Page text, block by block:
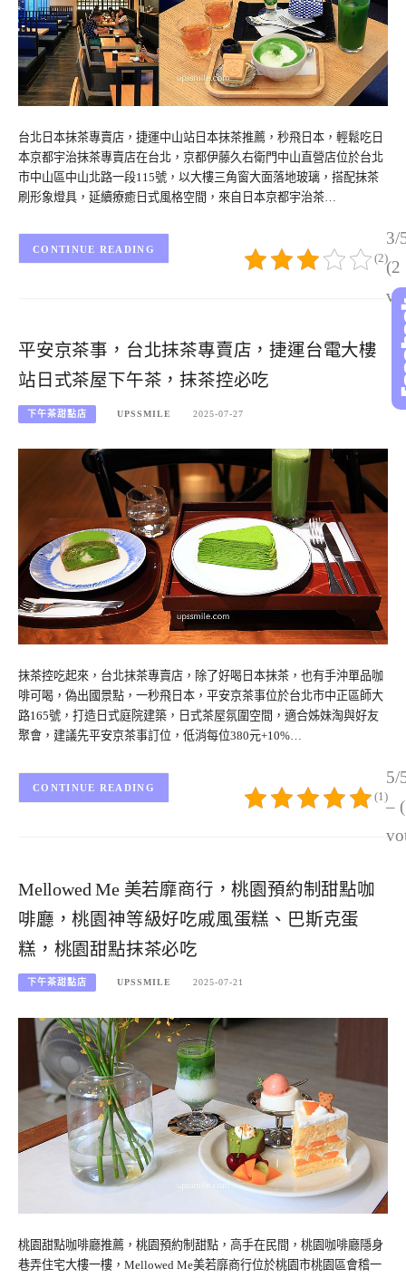
台北日本抹茶專賣店，捷運中山站日本抹茶推薦，秒飛日本，輕鬆吃日
本京都宇治抹茶專賣店在台北，京都伊藤久右衛門中山直營店位於台北
市中山區中山北路一段115號，以大樓三角窗大面落地玻璃，搭配抹茶
刷形象燈具，延續療癒日式風格空間，來自日本京都宇治茶…
3/
(2
(2)
CONTINUE READING
平安京茶事，台北抹茶專賣店，捷運台電大樓
站日式茶屋下午茶，抹茶控必吃
下午茶甜點店 UPSSMILE 2025-07-27
抹茶控吃起來，台北抹茶專賣店，除了好喝日本抹茶，也有手沖單品咖
啡可喝，偽出國景點，一秒飛日本，平安京茶事位於台北市中正區師大
路165號，打造日式庭院建築，日式茶屋氛圍空間，適合姊妹淘與好友
聚會，建議先平安京茶事訂位，低消每位380元+10%…
5/
–
(1)
CONTINUE READING
Mellowed Me 美若靡商行，桃園預約制甜點咖
啡廳，桃園神等級好吃戚風蛋糕、巴斯克蛋
糕，桃園甜點抹茶必吃
下午茶甜點店 UPSSMILE 2025-07-21
桃園甜點咖啡廳推薦，桃園預約制甜點，高手在民間，桃園咖啡廳隱身
巷弄住宅大樓一樓，Mellowed Me美若靡商行位於桃園市桃園區會稽一